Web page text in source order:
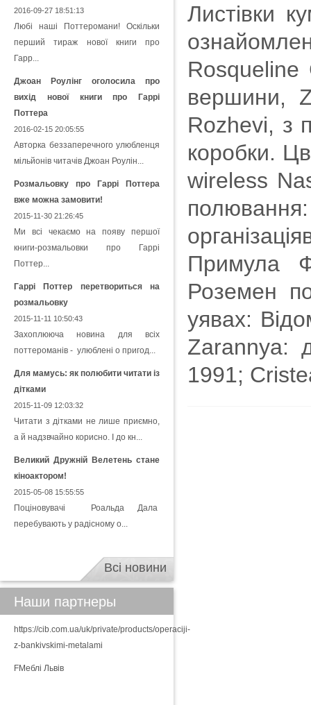
Листівки
вершини,
Rozhevi, з
коробки.
wireless
Примула
Роземен
уявах:
Zarannya:
1991;
2016-09-27 18:51:13
Любі наші Поттеромани! Оскільки
перший тираж нової книги про
Гарр...
Джоан Роулінг оголосила про
вихід нової книги про Гаррі
Поттера
2016-02-15 20:05:55
Авторка беззаперечного улюбленця
мільйонів читачів Джоан Роулін...
Розмальовку про Гаррі Поттера
вже можна замовити!
2015-11-30 21:26:45
Ми всі чекаємо на появу першої
книги-розмальовки про Гаррі
Поттер...
Гаррі Поттер перетвориться на
розмальовку
2015-11-11 10:50:43
Захоплююча новина для всіх
поттероманів - улюблені о пригод...
Для мамусь: як полюбити читати із
дітками
2015-11-09 12:03:32
Читати з дітками не лише приємно,
а й надзвчайно корисно. І до кн...
Великий Дружній Велетень стане
кіноактором!
2015-05-08 15:55:55
Поціновувачі Роальда Дала
перебувають у радісному о...
Всі новини
Наши партнеры
https://cib.com.ua/uk/private/products/operaciji-
z-bankivskimi-metalami
FМеблі Львів